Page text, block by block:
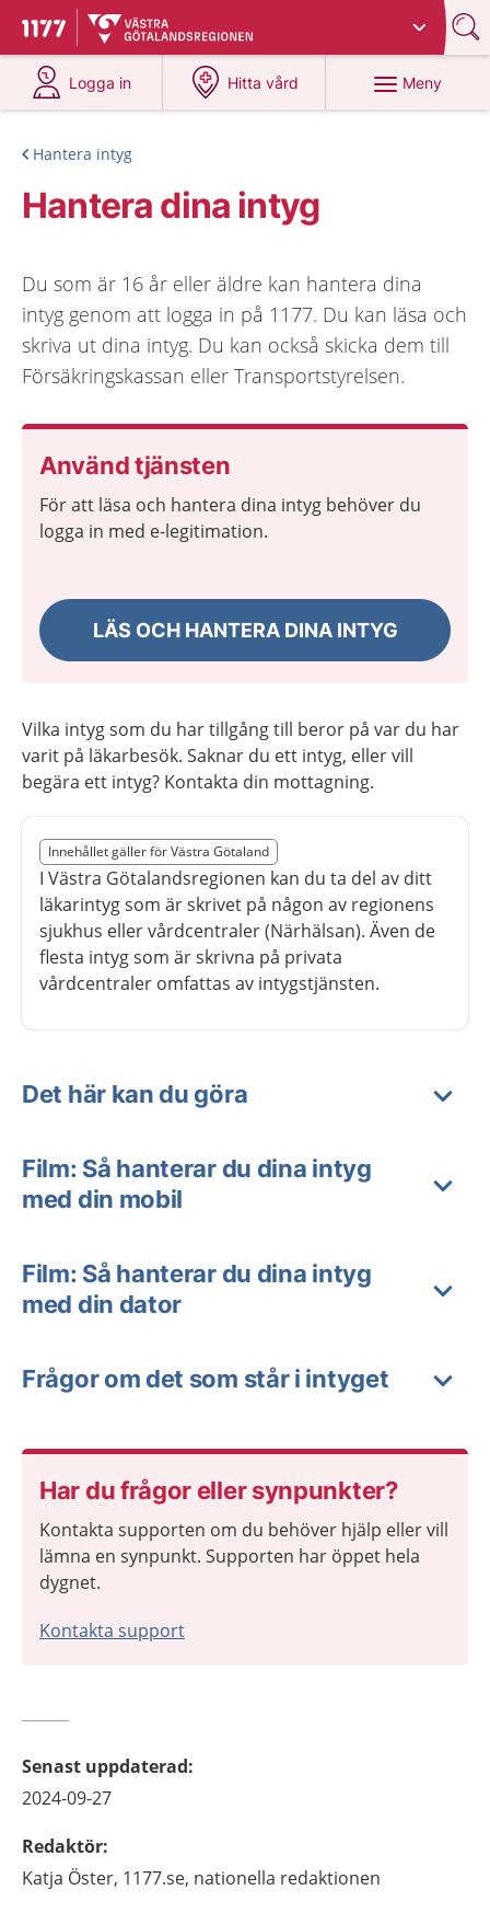
Till startsidan för 1177
Du har valt region
Logga in
på 1177.se
Hitta vård
på 1177.se
Meny
Hantera intyg
Hantera dina intyg
Du som är 16 år eller äldre kan hantera dina
intyg genom att logga in på 1177. Du kan läsa och
skriva ut dina intyg. Du kan också skicka dem till
Försäkringskassan eller Transportstyrelsen.
Använd tjänsten
För att läsa och hantera dina intyg behöver du
logga in med e-legitimation.
LÄS OCH HANTERA DINA INTYG
Vilka intyg som du har tillgång till beror på var du har
varit på läkarbesök. Saknar du ett intyg, eller vill
begära ett intyg? Kontakta din mottagning.
Nedan innehåll gäller region Västra Götaland
Innehållet gäller för Västra Götaland
I Västra Götalandsregionen kan du ta del av ditt
läkarintyg som är skrivet på någon av regionens
sjukhus eller vårdcentraler (Närhälsan). Även de
flesta intyg som är skrivna på privata
vårdcentraler omfattas av intygstjänsten.
Slut på det regionala tillägget från region Västra
Det här kan du göra
Film: Så hanterar du dina intyg
med din mobil
Film: Så hanterar du dina intyg
med din dator
Frågor om det som står i intyget
Har du frågor eller synpunkter?
Kontakta supporten om du behöver hjälp eller vill
lämna en synpunkt. Supporten har öppet hela
dygnet.
Kontakta support
Senast uppdaterad:
2024-09-27
Redaktör:
Katja Öster, 1177.se, nationella redaktionen